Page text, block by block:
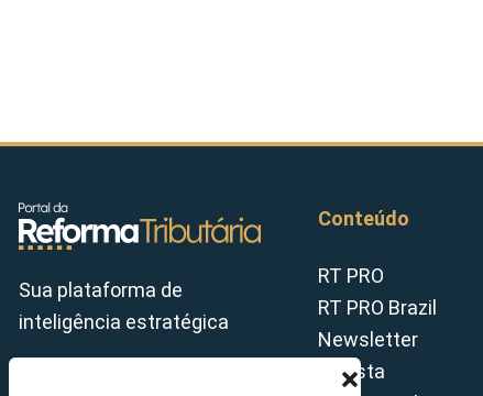
Sua plataforma de
inteligência estratégica
Conteúdo
RT PRO
RT PRO Brazil
Newsletter
Revista